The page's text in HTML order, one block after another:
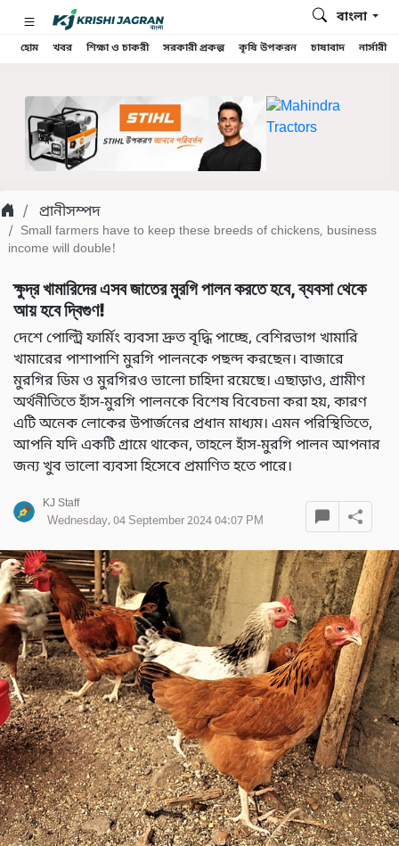
হোম খবর শিক্ষা ও চাকরী সরকারী প্রকল্প কৃষি উপকরন চাষাবাদ নার্সারী
বাংলা
প্রানীসম্পদ
Small farmers have to keep these breeds of chickens, business
income will double!
ক্ষুদ্র খামারিদের এসব জাতের মুরগি পালন করতে হবে, ব্যবসা থেকে
আয় হবে দ্বিগুণ!
দেশে পোল্ট্রি ফার্মিং ব্যবসা দ্রুত বৃদ্ধি পাচ্ছে, বেশিরভাগ খামারি
খামারের পাশাপাশি মুরগি পালনকে পছন্দ করছেন। বাজারে
মুরগির ডিম ও মুরগিরও ভালো চাহিদা রয়েছে। এছাড়াও, গ্রামীণ
অর্থনীতিতে হাঁস-মুরগি পালনকে বিশেষ বিবেচনা করা হয়, কারণ
এটি অনেক লোকের উপার্জনের প্রধান মাধ্যম। এমন পরিস্থিতিতে,
আপনি যদি একটি গ্রামে থাকেন, তাহলে হাঁস-মুরগি পালন আপনার
জন্য খুব ভালো ব্যবসা হিসেবে প্রমাণিত হতে পারে।
KJ Staff
Wednesday, 04 September 2024 04:07 PM